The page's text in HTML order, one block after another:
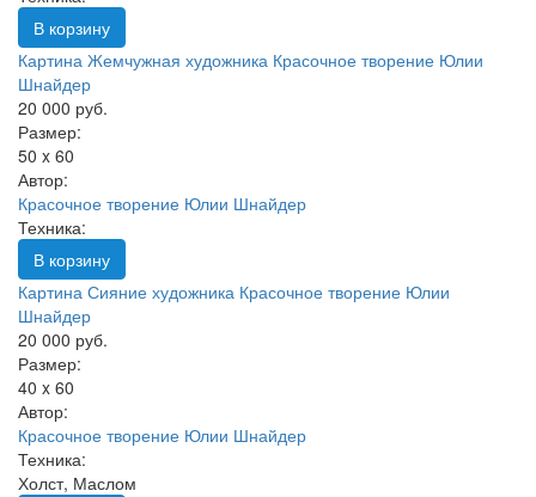
В корзину
Картина Жемчужная художника Красочное творение Юлии
Шнайдер
20 000 руб.
Размер:
50 x 60
Автор:
Красочное творение Юлии Шнайдер
Техника:
В корзину
Картина Сияние художника Красочное творение Юлии
Шнайдер
20 000 руб.
Размер:
40 x 60
Автор:
Красочное творение Юлии Шнайдер
Техника:
Холст, Маслом